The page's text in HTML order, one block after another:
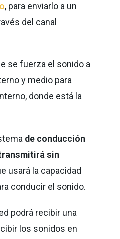
, para enviarlo a un
del canal
se fuerza el sonido a
y medio para
donde está la
de conducción
sin
usará la capacidad
conducir el sonido.
podrá recibir una
los sonidos en